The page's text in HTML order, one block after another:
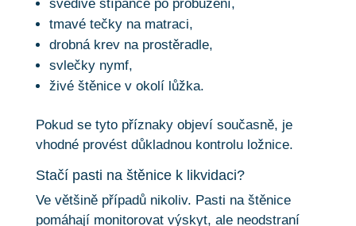
svědivé štípance po probuzení,
tmavé tečky na matraci,
drobná krev na prostěradle,
svlečky nymf,
živé štěnice v okolí lůžka.
Pokud se tyto příznaky objeví současně, je
vhodné provést důkladnou kontrolu ložnice.
Stačí pasti na štěnice k likvidaci?
Ve většině případů nikoliv. Pasti na štěnice
pomáhají monitorovat výskyt, ale neodstraní